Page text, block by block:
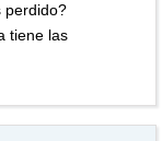
perdido?
tiene las